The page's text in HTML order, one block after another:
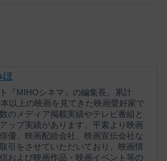
ほ
『MIHOシネマ』の編集長。累計
以上の映画を見てきた映画愛好家で
のメディア掲載実績やテレビ番組と
ップ実績があります。平素より映画
優、映画配給会社、映画宣伝会社な
引をさせていただいており、映画情
および映画作品・映画イベント等の